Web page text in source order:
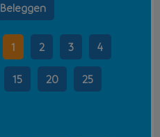
Beleggen
1 2 3 4
15 20 25